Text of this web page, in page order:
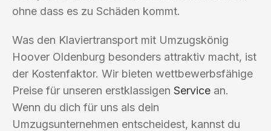
ohne dass es zu Schäden kommt.
Was den Klaviertransport mit Umzugskönig
Hoover Oldenburg besonders attraktiv macht, ist
der Kostenfaktor. Wir bieten wettbewerbsfähige
Preise für unseren erstklassigen Service an.
Wenn du dich für uns als dein
Umzugsunternehmen entscheidest, kannst du